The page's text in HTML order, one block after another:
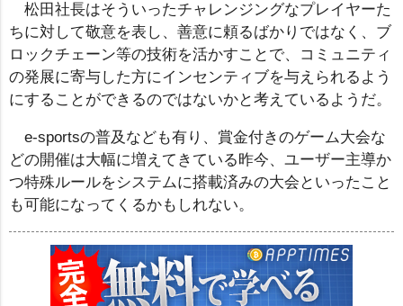
松田社長はそういったチャレンジングなプレイヤーた
ちに対して敬意を表し、善意に頼るばかりではなく、ブ
ロックチェーン等の技術を活かすことで、コミュニティ
の発展に寄与した方にインセンティブを与えられるよう
にすることができるのではないかと考えているようだ。
e-sportsの普及なども有り、賞金付きのゲーム大会な
どの開催は大幅に増えてきている昨今、ユーザー主導か
つ特殊ルールをシステムに搭載済みの大会といったこと
も可能になってくるかもしれない。